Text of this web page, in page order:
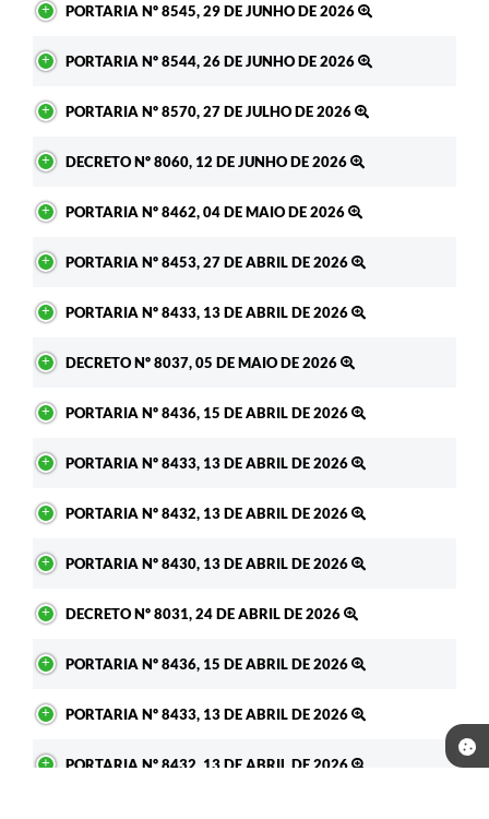
PORTARIA Nº 8545, 29 DE JUNHO DE 2026
PORTARIA Nº 8544, 26 DE JUNHO DE 2026
PORTARIA Nº 8570, 27 DE JULHO DE 2026
DECRETO Nº 8060, 12 DE JUNHO DE 2026
PORTARIA Nº 8462, 04 DE MAIO DE 2026
PORTARIA Nº 8453, 27 DE ABRIL DE 2026
PORTARIA Nº 8433, 13 DE ABRIL DE 2026
DECRETO Nº 8037, 05 DE MAIO DE 2026
PORTARIA Nº 8436, 15 DE ABRIL DE 2026
PORTARIA Nº 8433, 13 DE ABRIL DE 2026
PORTARIA Nº 8432, 13 DE ABRIL DE 2026
PORTARIA Nº 8430, 13 DE ABRIL DE 2026
DECRETO Nº 8031, 24 DE ABRIL DE 2026
PORTARIA Nº 8436, 15 DE ABRIL DE 2026
PORTARIA Nº 8433, 13 DE ABRIL DE 2026
PORTARIA Nº 8432, 13 DE ABRIL DE 2026